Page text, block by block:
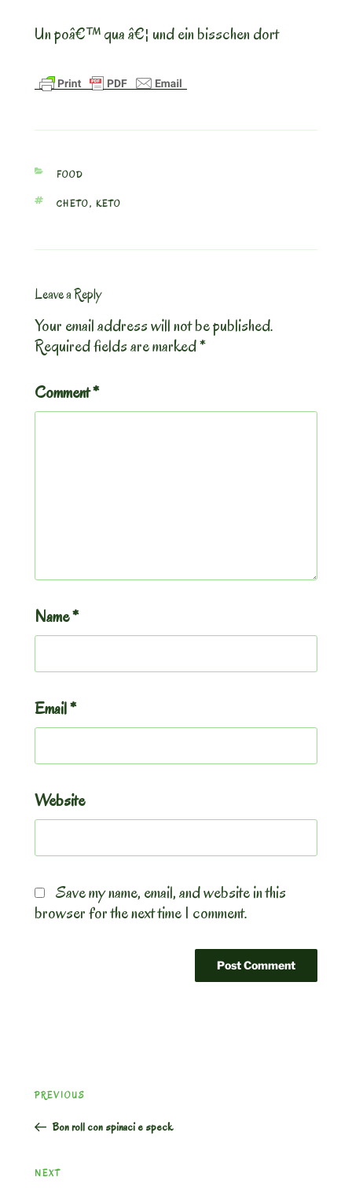
Un poâ€™ qua â€¦ und ein bisschen dort
CATEGORIES
FOOD
TAGS
CHETO, KETO
Leave a Reply
Your email address will not be published.
Required fields are marked*
Comment*
Name*
Email*
Website
Save my name, email, and website in this
browser for the next time I comment.
navigation
Previous
PREVIOUS
Bon roll con spinaci e speck
Next
NEXT